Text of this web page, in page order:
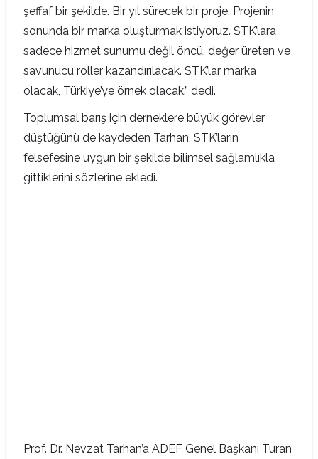
şeffaf bir şekilde. Bir yıl sürecek bir proje. Projenin
sonunda bir marka oluşturmak istiyoruz. STK’lara
sadece hizmet sunumu değil öncü, değer üreten ve
savunucu roller kazandırılacak. STK’lar marka
olacak, Türkiye’ye örnek olacak.” dedi.
Toplumsal barış için derneklere büyük görevler
düştüğünü de kaydeden Tarhan, STK’ların
felsefesine uygun bir şekilde bilimsel sağlamlıkla
gittiklerini sözlerine ekledi.
Prof. Dr. Nevzat Tarhan’a ADEF Genel Başkanı Turan